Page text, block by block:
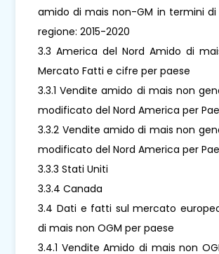
amido di mais non-GM in termini
regione: 2015-2020
3.3 America del Nord Amido di
Mercato Fatti e cifre per paese
3.3.1 Vendite amido di mais non
modificato del Nord America per
3.3.2 Vendite amido di mais non
modificato del Nord America per
3.3.3 Stati Uniti
3.3.4 Canada
3.4 Dati e fatti sul mercato
di mais non OGM per paese
3.4.1 Vendite Amido di mais non